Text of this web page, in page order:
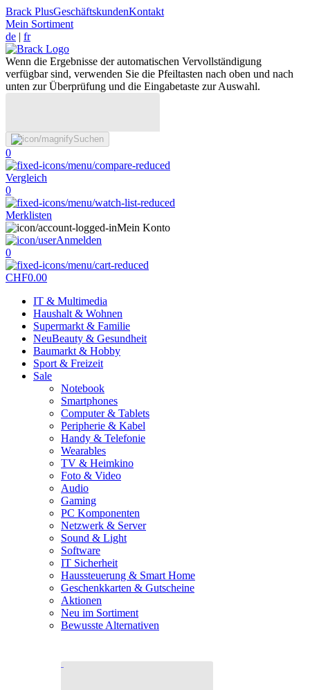
Brack PlusGeschäftskundenKontakt
Mein Sortiment
de | fr
Wenn die Ergebnisse der automatischen Vervollständigung
verfügbar sind, verwenden Sie die Pfeiltasten nach oben und nach
unten zur Überprüfung und die Eingabetaste zur Auswahl.
Suchen
0
Vergleich
0
Merklisten
Mein Konto
Anmelden
0
CHF0.00
IT & Multimedia
Haushalt & Wohnen
Supermarkt & Familie
NeuBeauty & Gesundheit
Baumarkt & Hobby
Sport & Freizeit
Sale
Notebook
Smartphones
Computer & Tablets
Peripherie & Kabel
Handy & Telefonie
Wearables
TV & Heimkino
Foto & Video
Audio
Gaming
PC Komponenten
Netzwerk & Server
Sound & Light
Software
IT Sicherheit
Haussteuerung & Smart Home
Geschenkkarten & Gutscheine
Aktionen
Neu im Sortiment
Bewusste Alternativen